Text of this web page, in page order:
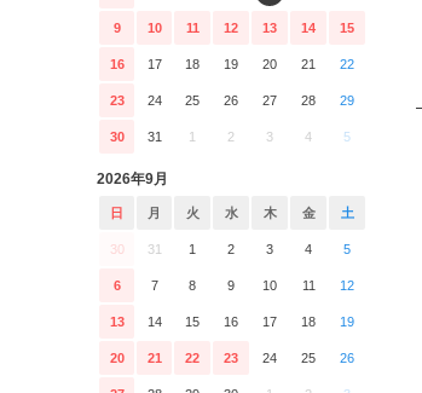
9 10 11 12 13 14 15
16 17 18 19 20 21 22
23 24 25 26 27 28 29
30 31 1 2 3 4 5
2026年9月
日 月 火 水 木 金 土
30 31 1 2 3 4 5
6 7 8 9 10 11 12
13 14 15 16 17 18 19
20 21 22 23 24 25 26